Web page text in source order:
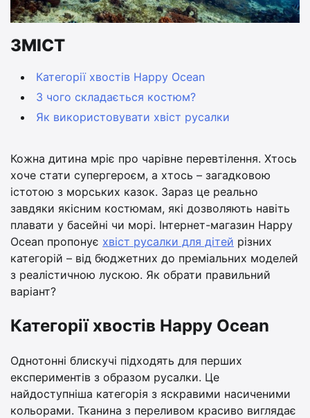
ЗМІСТ
Категорії хвостів Happy Ocean
З чого складається костюм?
Як використовувати хвіст русалки
Кожна дитина мріє про чарівне перевтілення. Хтось
хоче стати супергероєм, а хтось – загадковою
істотою з морських казок. Зараз це реально
завдяки якісним костюмам, які дозволяють навіть
плавати у басейні чи морі. Інтернет-магазин Happy
Ocean пропонує хвіст русалки для дітей різних
категорій – від бюджетних до преміальних моделей
з реалістичною лускою. Як обрати правильний
варіант?
Категорії хвостів Happy Ocean
Однотонні блискучі підходять для перших
експериментів з образом русалки. Це
найдоступніша категорія з яскравими насиченими
кольорами. Тканина з переливом красиво виглядає